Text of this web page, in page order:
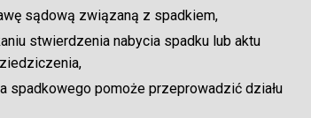
sądową związaną z spadkiem,
stwierdzenia nabycia spadku lub aktu
spadkowego pomoże przeprowadzić działu